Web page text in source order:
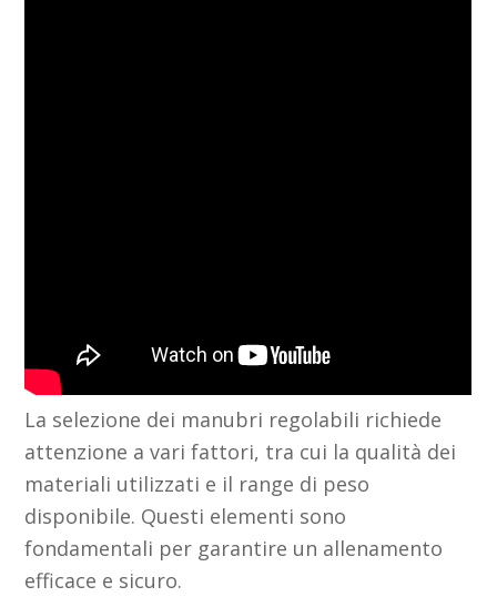
La selezione dei manubri regolabili richiede
attenzione a vari fattori, tra cui la qualità dei
materiali utilizzati e il range di peso
disponibile. Questi elementi sono
fondamentali per garantire un allenamento
efficace e sicuro.